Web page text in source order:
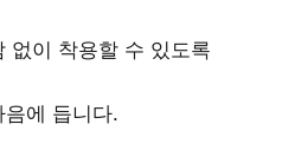
없이 착용할 수 있도록
에 듭니다.